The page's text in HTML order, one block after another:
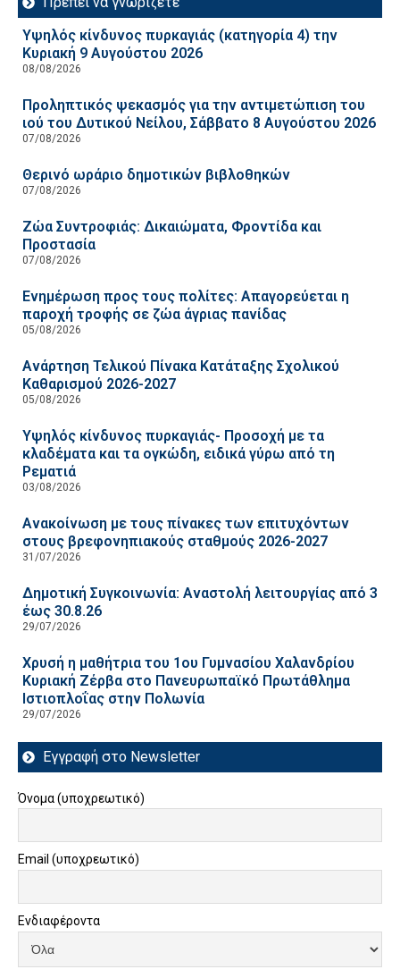
Υψηλός κίνδυνος πυρκαγιάς (κατηγορία 4) την
Κυριακή 9 Αυγούστου 2026
08/08/2026
Προληπτικός ψεκασμός για την αντιμετώπιση του
ιού του Δυτικού Νείλου, Σάββατο 8 Αυγούστου 2026
07/08/2026
Θερινό ωράριο δημοτικών βιβλοθηκών
07/08/2026
Ζώα Συντροφιάς: Δικαιώματα, Φροντίδα και
Προστασία
07/08/2026
Ενημέρωση προς τους πολίτες: Απαγορεύεται η
παροχή τροφής σε ζώα άγριας πανίδας
05/08/2026
Ανάρτηση Τελικού Πίνακα Κατάταξης Σχολικού
Καθαρισμού 2026-2027
05/08/2026
Υψηλός κίνδυνος πυρκαγιάς- Προσοχή με τα
κλαδέματα και τα ογκώδη, ειδικά γύρω από τη
Ρεματιά
03/08/2026
Ανακοίνωση με τους πίνακες των επιτυχόντων
στους βρεφονηπιακούς σταθμούς 2026-2027
31/07/2026
Δημοτική Συγκοινωνία: Αναστολή λειτουργίας από 3
έως 30.8.26
29/07/2026
Χρυσή η μαθήτρια του 1ου Γυμνασίου Χαλανδρίου
Κυριακή Ζέρβα στο Πανευρωπαϊκό Πρωτάθλημα
Ιστιοπλοΐας στην Πολωνία
29/07/2026
Εγγραφή στο Newsletter
Όνομα (υποχρεωτικό)
Email (υποχρεωτικό)
Ενδιαφέροντα